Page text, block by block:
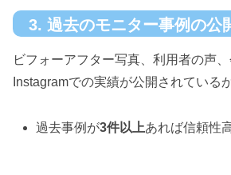
3. 過去のモニター事例の公
ビフォーアフター写真、利用者の声、
Instagramでの実績が公開されているか
過去事例が3件以上あれば信頼性